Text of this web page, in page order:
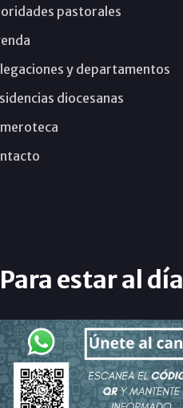
pastorales
y departamentos
diocesanas
Para estar al día